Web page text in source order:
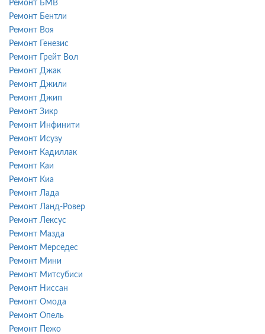
Ремонт БМВ
Ремонт Бентли
Ремонт Воя
Ремонт Генезис
Ремонт Грейт Вол
Ремонт Джак
Ремонт Джили
Ремонт Джип
Ремонт Зикр
Ремонт Инфинити
Ремонт Исузу
Ремонт Кадиллак
Ремонт Каи
Ремонт Киа
Ремонт Лада
Ремонт Ланд-Ровер
Ремонт Лексус
Ремонт Мазда
Ремонт Мерседес
Ремонт Мини
Ремонт Митсубиси
Ремонт Ниссан
Ремонт Омода
Ремонт Опель
Ремонт Пежо